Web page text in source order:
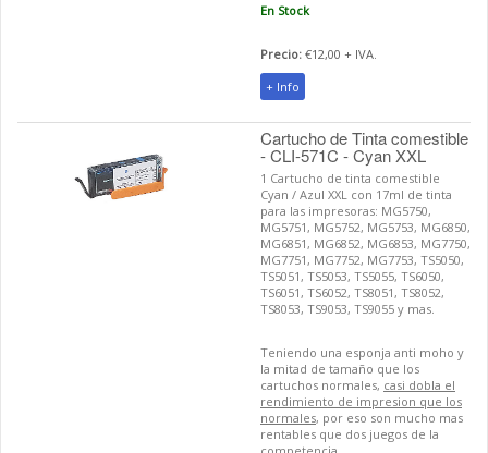
En Stock
Precio: €12,00 + IVA.
+ Info
Cartucho de Tinta comestible
- CLI-571C - Cyan XXL
1 Cartucho de tinta comestible
Cyan / Azul XXL con 17ml de tinta
para las impresoras: MG5750,
MG5751, MG5752, MG5753, MG6850,
MG6851, MG6852, MG6853, MG7750,
MG7751, MG7752, MG7753, TS5050,
TS5051, TS5053, TS5055, TS6050,
TS6051, TS6052, TS8051, TS8052,
TS8053, TS9053, TS9055 y mas.
Teniendo una esponja anti moho y
la mitad de tamaño que los
cartuchos normales, casi dobla el
rendimiento de impresion que los
normales, por eso son mucho mas
rentables que dos juegos de la